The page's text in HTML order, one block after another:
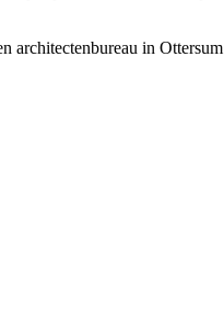
architectenbureau in